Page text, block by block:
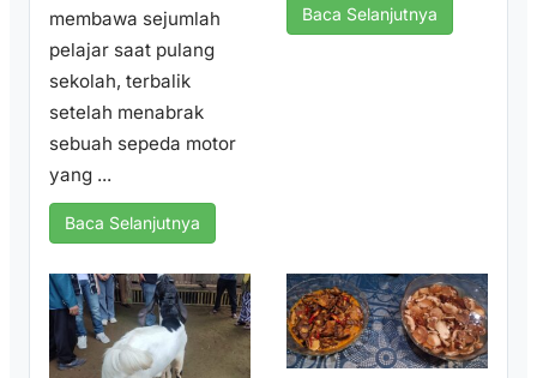
membawa sejumlah
pelajar saat pulang
sekolah, terbalik
setelah menabrak
sebuah sepeda motor
yang ...
Baca Selanjutnya
Baca Selanjutnya